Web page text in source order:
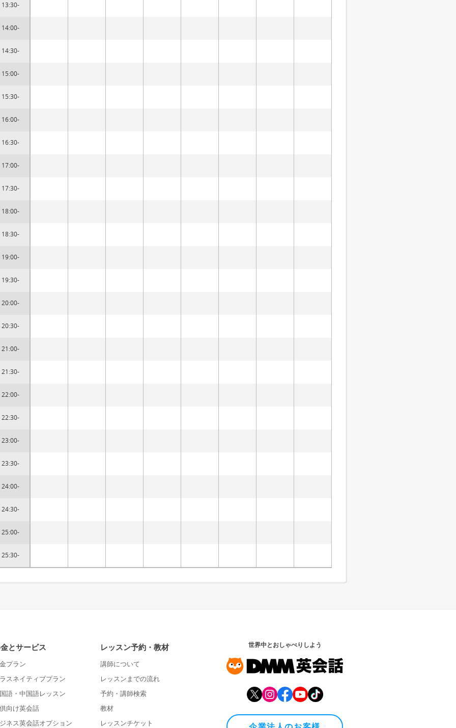
13:30-
14:00-
14:30-
15:00-
15:30-
16:00-
16:30-
17:00-
17:30-
18:00-
18:30-
19:00-
19:30-
20:00-
20:30-
21:00-
21:30-
22:00-
22:30-
23:00-
23:30-
24:00-
24:30-
25:00-
25:30-
とサービス
プラン
スネイティブプラン
語・中国語レッスン
向け英会話
ネス英会話オプション
レッスン予約・教材
講師について
レッスンまでの流れ
予約・講師検索
教材
レッスンチケット
世界中とおしゃべりしよう